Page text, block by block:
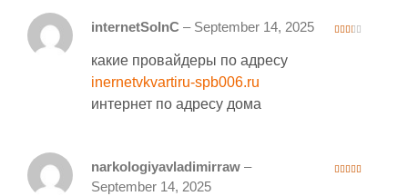
internetSoInC – September 14, 2025
какие провайдеры по адресу
inernetvkvartiru-spb006.ru
интернет по адресу дома
narkologiyavladimirraw –
September 14, 2025